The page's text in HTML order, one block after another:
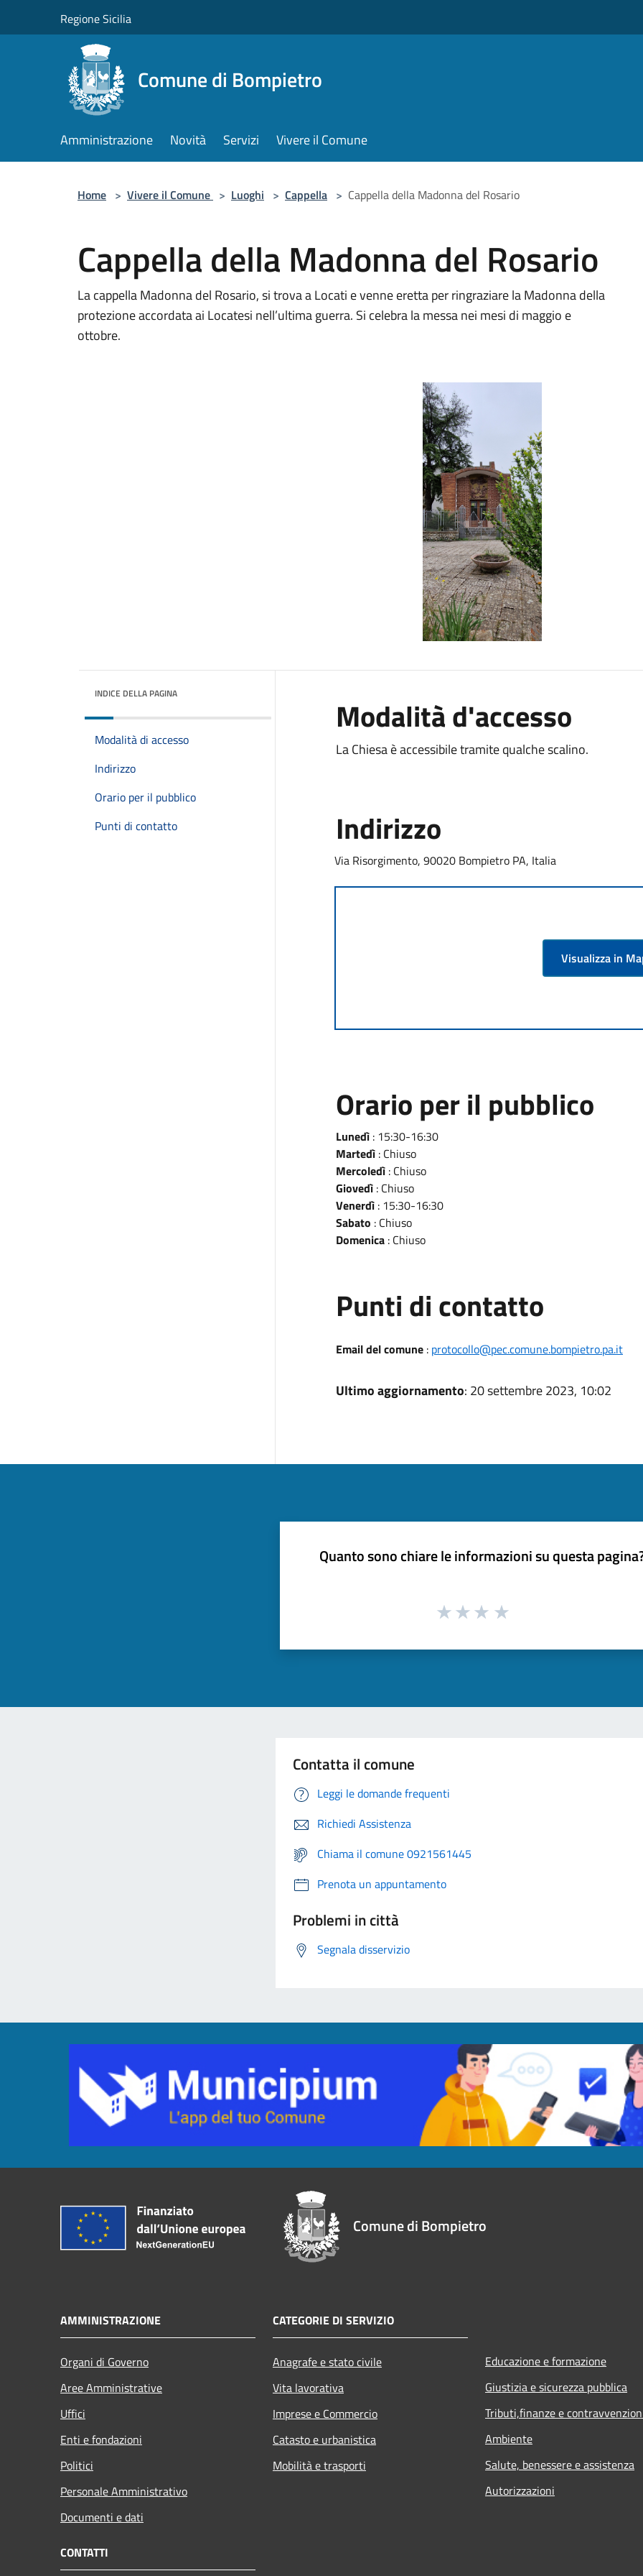
Regione Sicilia
Comune di Bompietro
Amministrazione Novità Servizi Vivere il Comune
Home > Vivere il Comune > Luoghi > Cappella > Cappella della Madonna del Rosario
Cappella della Madonna del Rosario
La cappella Madonna del Rosario, si trova a Locati e venne eretta per ringraziare la Madonna della
protezione accordata ai Locatesi nell’ultima guerra. Si celebra la messa nei mesi di maggio e
ottobre.
INDICE DELLA PAGINA
Modalità di accesso
Indirizzo
Orario per il pubblico
Punti di contatto
Modalità d'accesso
La Chiesa è accessibile tramite qualche scalino.
Indirizzo
Via Risorgimento, 90020 Bompietro PA, Italia
Visualizza in
Orario per il pubblico
Lunedì: 15:30-16:30
Martedì: Chiuso
Mercoledì: Chiuso
Giovedì: Chiuso
Venerdì: 15:30-16:30
Sabato : Chiuso
Domenica: Chiuso
Punti di contatto
Email del comune: protocollo@pec.comune.bompietro.pa.it
Ultimo aggiornamento: 20 settembre 2023, 10:02
Quanto sono chiare le informazioni su questa
Contatta il comune
Leggi le domande frequenti
Richiedi Assistenza
Chiama il comune 0921561445
Prenota un appuntamento
Problemi in città
Segnala disservizio
Comune di Bompietro
AMMINISTRAZIONE
Organi di Governo
Aree Amministrative
Uffici
Enti e fondazioni
Politici
Personale Amministrativo
Documenti e dati
CATEGORIE DI SERVIZIO
Anagrafe e stato civile
Vita lavorativa
Imprese e Commercio
Catasto e urbanistica
Mobilità e trasporti
Educazione e formazione
Giustizia e sicurezza pubblica
Tributi,finanze e
Ambiente
Salute, benessere e assistenza
Autorizzazioni
CONTATTI